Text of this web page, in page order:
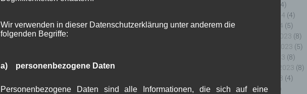
(4)
Februar 2024 (4)
Januar 2024 (5)
Dezember 2023 (8)
November 2023 (5)
Oktober 2023 (8)
September 2023 (8)
August 2023 (4)
Juli 2023
(8)
Wir verwenden in dieser Datenschutzerklärung unter anderem die
folgenden Begriffe:
a) personenbezogene Daten
Personenbezogene Daten sind alle Informationen, die sich auf eine